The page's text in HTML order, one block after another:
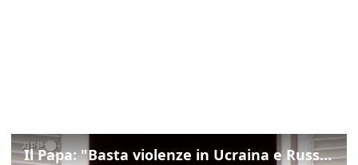
Il Papa: "Basta violenze in Ucraina e Russia, spazio a diplomazia"